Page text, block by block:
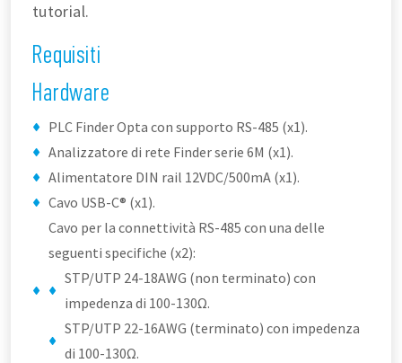
tutorial.
Requisiti
Hardware
PLC Finder Opta con supporto RS-485 (x1).
Analizzatore di rete Finder serie 6M (x1).
Alimentatore DIN rail 12VDC/500mA (x1).
Cavo USB-C® (x1).
Cavo per la connettività RS-485 con una delle
seguenti specifiche (x2):
STP/UTP 24-18AWG (non terminato) con
impedenza di 100-130Ω.
STP/UTP 22-16AWG (terminato) con impedenza
di 100-130Ω.